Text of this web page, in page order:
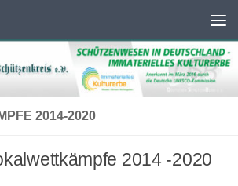
2014-2020
2014 -2020